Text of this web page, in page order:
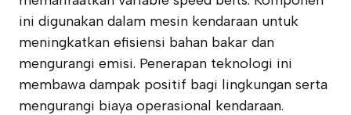
ini digunakan dalam mesin kendaraan untuk
meningkatkan efisiensi bahan bakar dan
mengurangi emisi. Penerapan teknologi ini
membawa dampak positif bagi lingkungan serta
mengurangi biaya operasional kendaraan.